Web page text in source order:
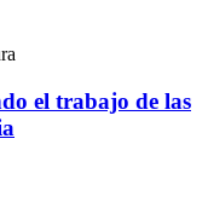
el trabajo de las